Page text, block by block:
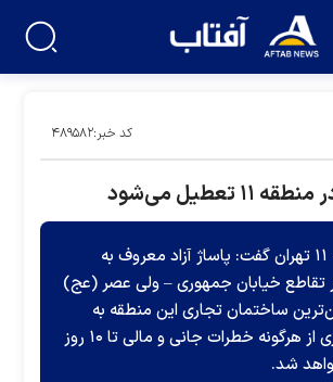
کد خبر:۴۸۹۵۸۲
تعطیل می‌شود
شهردار منطقه ۱۱ تهران گفت: پاساژ آزاد معروف به
در تقاطع خیابان جمهوری – ولی عصر (عج)
ساختمان تجاری این منطقه به
منظور پیشگیری از هرگونه خطرات جانی و مالی تا ۱۰ روز
شد.